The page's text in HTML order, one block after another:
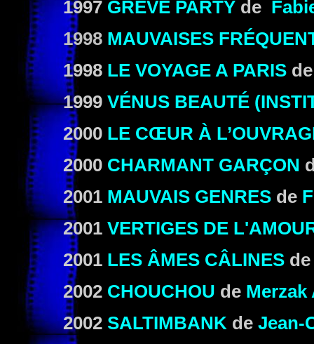
1997 GRÈVE PARTY de
1998 MAUVAISES
1998 LE VOYAGE A PARIS
1999 VÉNUS BEAUTÉ
2000 LE CŒUR À
2000 CHARMANT GARÇON
2001 MAUVAIS GENRES de
2001 VERTIGES DE
2001 LES ÂMES CÂLINES
2002 CHOUCHOU de Merzak
2002 SALTIMBANK de Jean-